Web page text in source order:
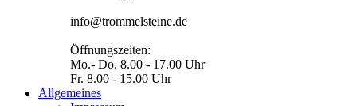
info@trommelsteine.de
Öffnungszeiten:
Mo.- Do. 8.00 - 17.00 Uhr
Fr. 8.00 - 15.00 Uhr
Allgemeines